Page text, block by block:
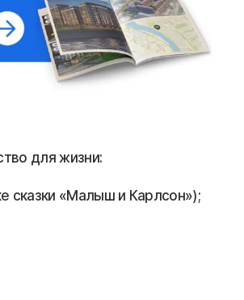
для жизни:
сказки «Малыш и Карлсон»);